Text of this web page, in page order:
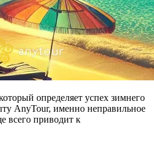
определяет успех зимнего
AnyTour, именно неправильное
всего приводит к